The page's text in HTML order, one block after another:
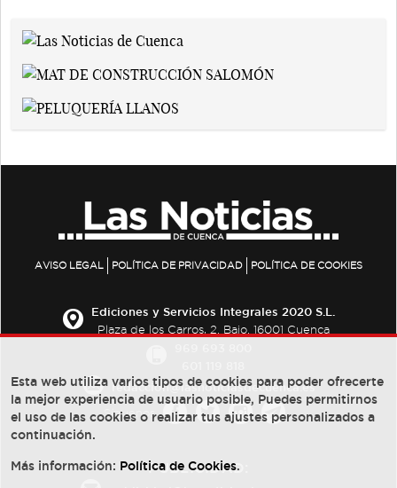
AVISO LEGAL POLÍTICA DE PRIVACIDAD POLÍTICA DE COOKIES
Ediciones y Servicios Integrales 2020 S.L.
Plaza de los Carros, 2. Bajo. 16001 Cuenca
redaccion@lasnoticiasdecuenca.es
Síguenos
PUBLICIDAD:
Esta web utiliza varios tipos de cookies para poder ofrecerte
la mejor experiencia de usuario posible, Puedes permitirnos
el uso de las cookies o realizar tus ajustes personalizados a
continuación.
Más información: Política de Cookies.